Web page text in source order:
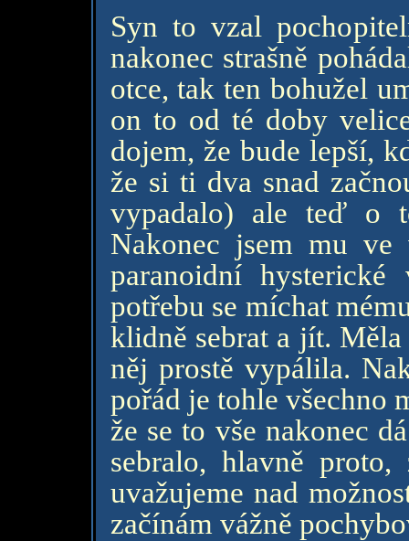
Syn to vzal
nakonec strašně
otce, tak ten bohužel
on to od té doby
dojem, že bude lepší,
že si ti dva snad
vypadalo) ale teď o
Nakonec jsem mu
paranoidní
potřebu se míchat
klidně sebrat a jít.
něj prostě vypálila.
pořád je tohle všechno
že se to vše nakonec
sebralo, hlavně
uvažujeme nad
začínám vážně